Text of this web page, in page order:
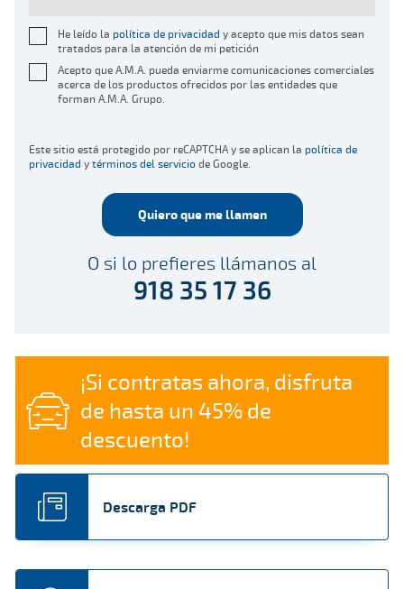
¡Si contratas ahora, disfruta
de hasta un 45% de
descuento!
Descarga PDF
He leído la política de privacidad y acepto que mis datos sean
tratados para la atención de mi petición
Acepto que A.M.A. pueda enviarme comunicaciones comerciales
acerca de los productos ofrecidos por las entidades que
forman A.M.A. Grupo.
Este sitio está protegido por reCAPTCHA y se aplican la política de
privacidad ytérminos del serviciode Google.
Quiero que me llamen
O si lo prefieres llámanos al
918 35 17 36